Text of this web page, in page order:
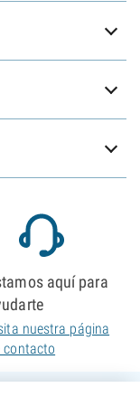
aquí para
nuestra página
contacto